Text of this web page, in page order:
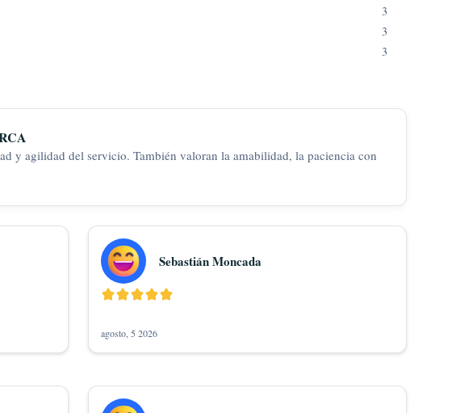
3
3
3
y agilidad del servicio. También valoran la amabilidad, la paciencia con
Sebastián Moncada
agosto, 5 2026